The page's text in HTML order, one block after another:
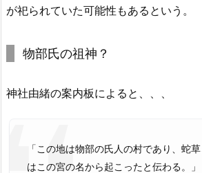
が祀られていた可能性もあるという。
物部氏の祖神？
神社由緒の案内板によると、、、
「この地は物部の氏人の村であり、蛇
はこの宮の名から起こったと伝わる。」